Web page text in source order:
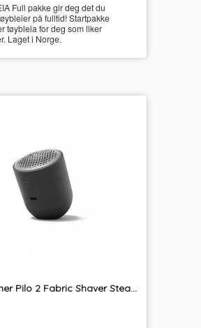
Full pakke gir deg det du
på fulltid! Startpakke
tøybleia for deg som liker
Laget i Norge.
Nuppefjerner Pilo 2 Fabric Shaver Steamery